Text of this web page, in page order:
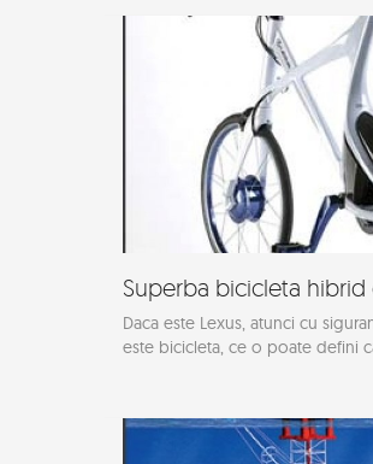
Superba bicicleta hibrid
Daca este Lexus, atunci cu
este bicicleta, ce o poate defini